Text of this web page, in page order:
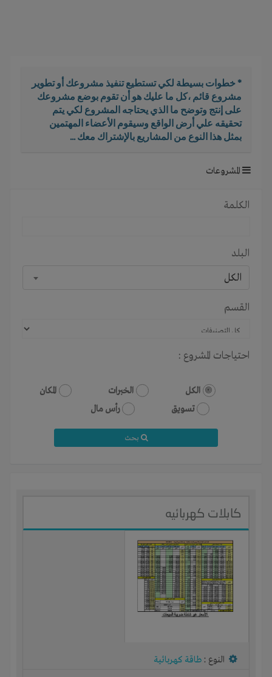
n
* خطوات بسيطة لكي تستطيع تنفيذ مشروعك أو تطوير
مشروع قائم ،كل ما عليك هو أن تقوم بوضع مشروعك
على إنتج وتوضح ما الذي يحتاجه المشروع لكي يتم
تحقيقه علي أرض الواقع وسيقوم الأعضاء المهتمين
بمثل هذا النوع من المشاريع بالإشتراك معك ...
المشروعات
الكلمة
البلد
الكل
القسم
احتياجات المشروع :
الكل الخبرات
المكان
تسويق
رأس مال
كابلات كهربائيه
النوع : طاقة كهربائية